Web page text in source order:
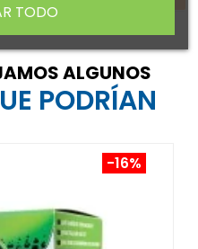
ALGUNOS
PODRÍAN
-16%
TODO